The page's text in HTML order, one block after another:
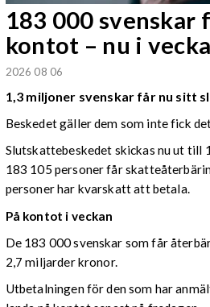
183 000 svenskar
kontot – nu i
2026 08 06
1,3 miljoner svenskar får nu sitt
Beskedet gäller dem som inte fick
Slutskattebeskedet skickas nu ut till
183 105 personer får
personer har kvarskatt att betala.
På kontot i veckan
De 183 000 svenskar som får
2,7 miljarder kronor.
Utbetalningen för den som har